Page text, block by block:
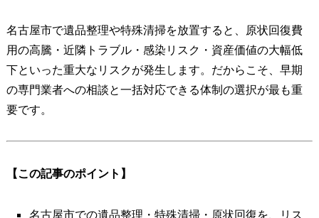
名古屋市で遺品整理や特殊清掃を放置すると、原状回復費
用の高騰・近隣トラブル・感染リスク・資産価値の大幅低
下といった重大なリスクが発生します。だからこそ、早期
の専門業者への相談と一括対応できる体制の選択が最も重
要です。
【この記事のポイント】
名古屋市での遺品整理・特殊清掃・原状回復を、リス